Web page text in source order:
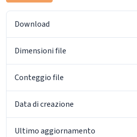
Download
Dimensioni file
Conteggio file
Data di creazione
Ultimo aggiornamento